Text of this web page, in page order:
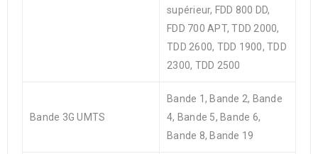
supérieur, FDD 800 DD,
FDD 700 APT, TDD 2000,
TDD 2600, TDD 1900, TDD
2300, TDD 2500
Bande 3G UMTS
Bande 1, Bande 2, Bande
4, Bande 5, Bande 6,
Bande 8, Bande 19